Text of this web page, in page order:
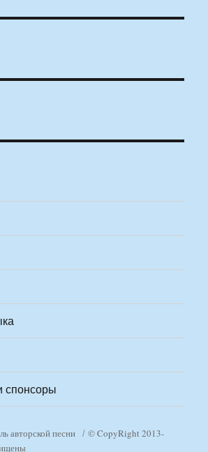
спонсоры
авторской песни
© CopyRight 2013-